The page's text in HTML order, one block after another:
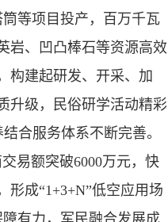
等项目投产，百万千瓦
岩、凹凸棒石等资源高效
构建起研发、开采、加
升级，民俗研学活动精彩
合服务体系不断完善。
易额突破6000万元，快
形成“1+3+N”低空应用场